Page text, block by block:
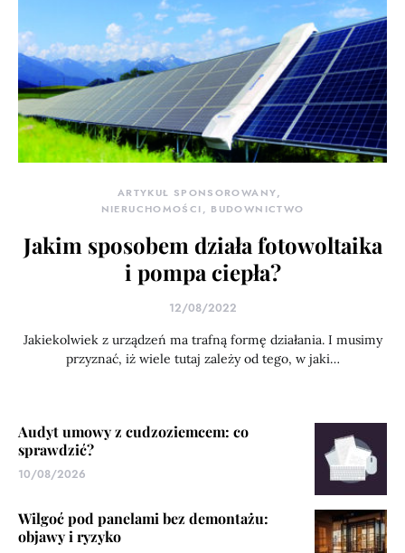
ARTYKUŁ SPONSOROWANY
NIERUCHOMOŚCI, BUDOWNICTWO
Jakim sposobem działa fotowoltaika
i pompa ciepła?
12/08/2022
Jakiekolwiek z urządzeń ma trafną formę działania. I musimy
przyznać, iż wiele tutaj zależy od tego, w jaki…
Audyt umowy z cudzoziemcem: co
sprawdzić?
10/08/2026
Wilgoć pod panelami bez demontażu:
objawy i ryzyko